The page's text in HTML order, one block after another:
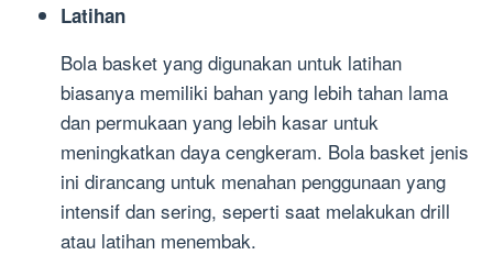
Latihan
Bola basket yang digunakan untuk latihan
biasanya memiliki bahan yang lebih tahan lama
dan permukaan yang lebih kasar untuk
meningkatkan daya cengkeram. Bola basket jenis
ini dirancang untuk menahan penggunaan yang
intensif dan sering, seperti saat melakukan drill
atau latihan menembak.